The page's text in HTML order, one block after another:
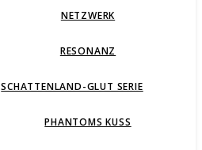
NETZWERK
RESONANZ
SCHATTENLAND-GLUT SERIE
PHANTOMS KUSS